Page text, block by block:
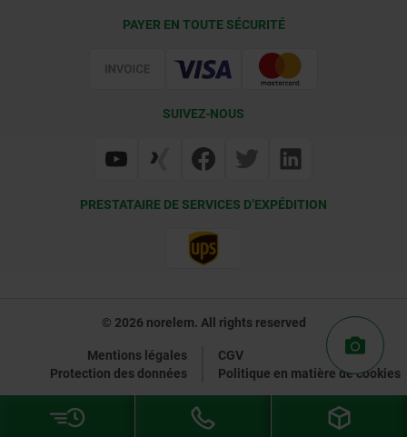
PAYER EN TOUTE SÉCURITÉ
SUIVEZ-NOUS
PRESTATAIRE DE SERVICES D’EXPÉDITION
© 2026 norelem. All rights reserved
Mentions légales
CGV
Protection des données
Politique en matière de cookies